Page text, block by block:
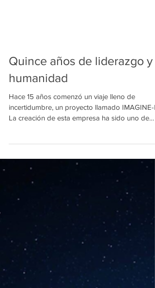
humanidad
La creación de esta empresa ha sido uno de
los...